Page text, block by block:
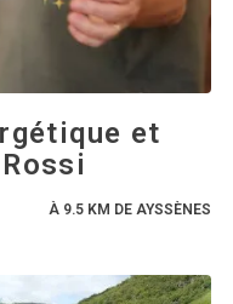
et
À 9.5 KM DE AYSSÈNES